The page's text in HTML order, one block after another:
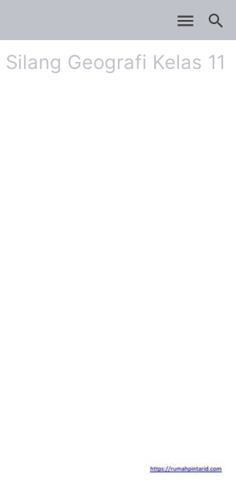
Geografi Kelas 11